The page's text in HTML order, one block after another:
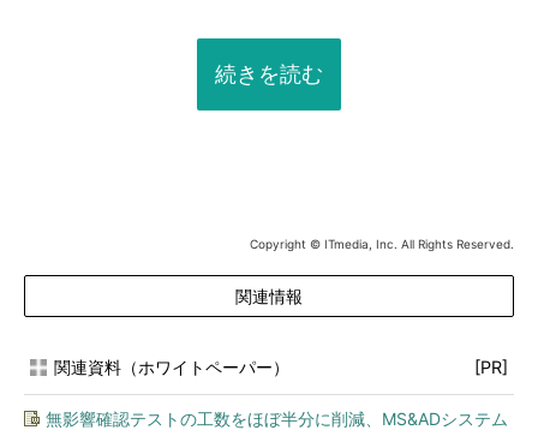
続きを読む
Copyright © ITmedia, Inc. All Rights Reserved.
関連情報
関連資料（ホワイトペーパー） [PR]
無影響確認テストの工数をほぼ半分に削減、MS&ADシステム